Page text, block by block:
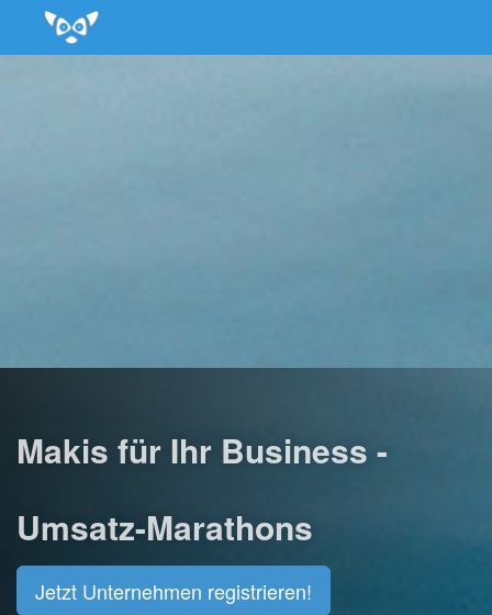
Makis für Ihr Business -
Umsatz-Marathons
Jetzt Unternehmen registrieren!